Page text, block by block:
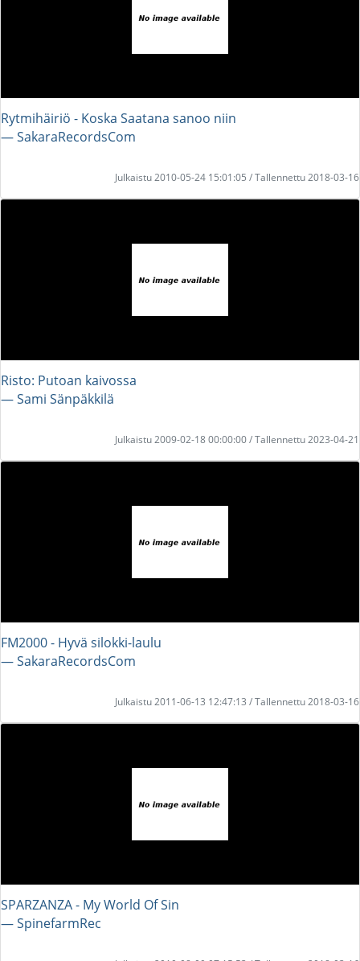
Rytmihäiriö - Koska Saatana sanoo niin
― SakaraRecordsCom
Julkaistu 2010-05-24 15:01:05 / Tallennettu 2018-03-16
Risto: Putoan kaivossa
― Sami Sänpäkkilä
Julkaistu 2009-02-18 00:00:00 / Tallennettu 2023-04-21
FM2000 - Hyvä silokki-laulu
― SakaraRecordsCom
Julkaistu 2011-06-13 12:47:13 / Tallennettu 2018-03-16
SPARZANZA - My World Of Sin
― SpinefarmRec